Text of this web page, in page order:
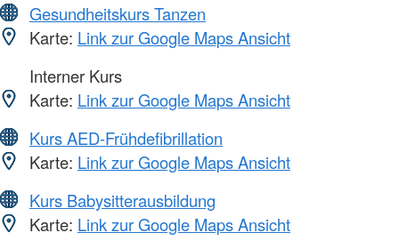
Gesundheitskurs Tanzen
Karte: Link zur Google Maps Ansicht
Interner Kurs
Karte: Link zur Google Maps Ansicht
Kurs AED-Frühdefibrillation
Karte: Link zur Google Maps Ansicht
Kurs Babysitterausbildung
Karte: Link zur Google Maps Ansicht